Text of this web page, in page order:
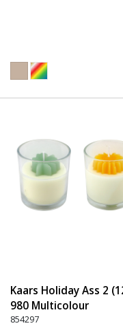
Kaars Holiday Ass 2
980 Multicolour
854297